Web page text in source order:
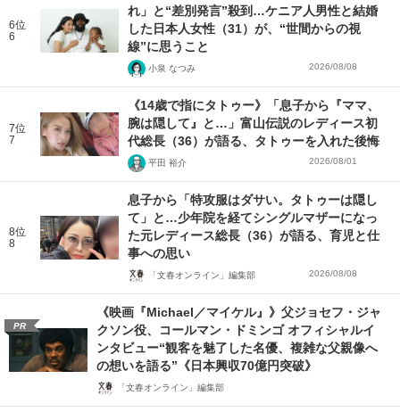
6位
6
れ」と“差別発言”殺到…ケニア人男性と結婚
した日本人女性（31）が、“世間からの視
線”に思うこと
小泉 なつみ 2026/08/08
7位
7
《14歳で指にタトゥー》「息子から『ママ、
腕は隠して』と…」富山伝説のレディース初
代総長（36）が語る、タトゥーを入れた後悔
平田 裕介 2026/08/01
8位
8
息子から「特攻服はダサい。タトゥーは隠し
て」と…少年院を経てシングルマザーになっ
た元レディース総長（36）が語る、育児と仕
事への思い
「文春オンライン」編集部 2026/08/08
PR
《映画『Michael／マイケル』》父ジョセフ・ジャ
クソン役、コールマン・ドミンゴ オフィシャルイ
ンタビュー“観客を魅了した名優、複雑な父親像へ
の想いを語る”《日本興収70億円突破》
「文春オンライン」編集部